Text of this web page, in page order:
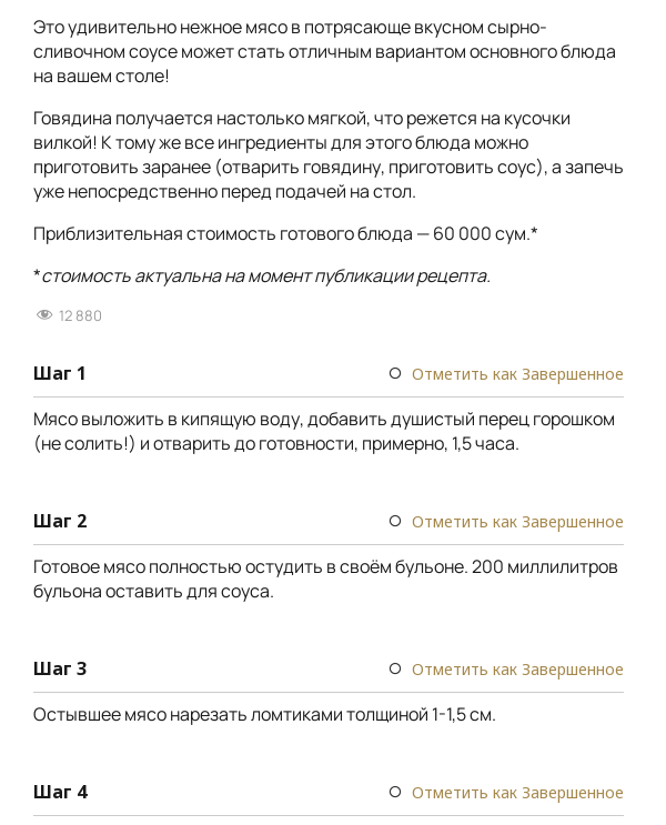
Это удивительно нежное мясо в потрясающе вкусном сырно-
сливочном соусе может стать отличным вариантом основного блюда
на вашем столе!
Говядина получается настолько мягкой, что режется на кусочки
вилкой! К тому же все ингредиенты для этого блюда можно
приготовить заранее (отварить говядину, приготовить соус), а запечь
уже непосредственно перед подачей на стол.
Приблизительная стоимость готового блюда — 60 000 сум.*
*стоимость актуальна на момент публикации рецепта.
12 880
Шаг 1 Отметить как Завершенное
Мясо выложить в кипящую воду, добавить душистый перец горошком
(не солить!) и отварить до готовности, примерно, 1,5 часа.
Шаг 2 Отметить как Завершенное
Готовое мясо полностью остудить в своём бульоне. 200 миллилитров
бульона оставить для соуса.
Шаг 3 Отметить как Завершенное
Остывшее мясо нарезать ломтиками толщиной 1-1,5 см.
Шаг 4 Отметить как Завершенное